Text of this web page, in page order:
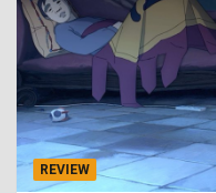
REVIEW